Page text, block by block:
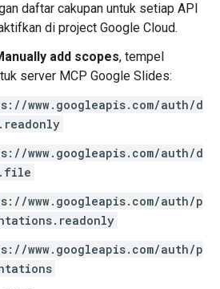
daftar cakupan untuk setiap API
di project Google Cloud.
add scopes, tempel
server MCP Google Slides:
www.googleapis.com/auth/d
www.googleapis.com/auth/d
www.googleapis.com/auth/p
www.googleapis.com/auth/p